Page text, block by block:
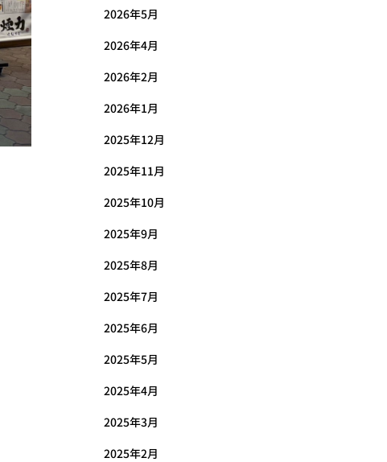
2026年5月
2026年4月
2026年2月
2026年1月
2025年12月
2025年11月
2025年10月
2025年9月
2025年8月
2025年7月
2025年6月
2025年5月
2025年4月
2025年3月
2025年2月